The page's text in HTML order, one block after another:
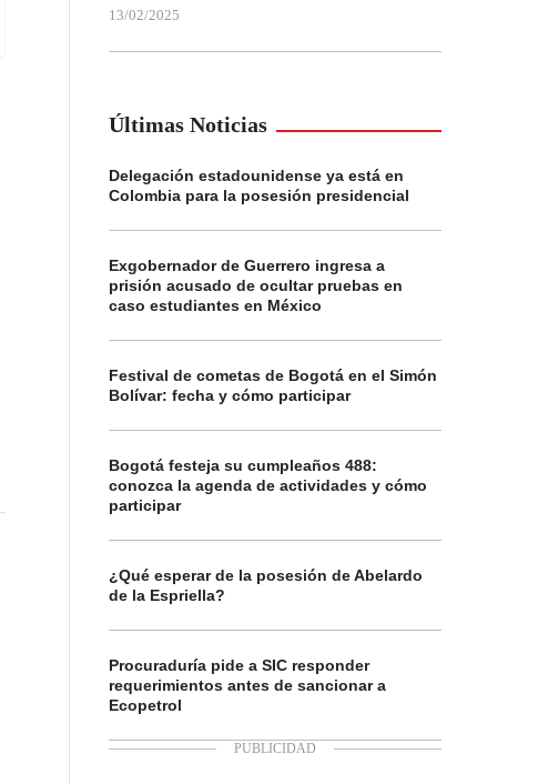
13/02/2025
Últimas Noticias
Delegación estadounidense ya está en
Colombia para la posesión presidencial
Exgobernador de Guerrero ingresa a
prisión acusado de ocultar pruebas en
caso estudiantes en México
Festival de cometas de Bogotá en el Simón
Bolívar: fecha y cómo participar
Bogotá festeja su cumpleaños 488:
conozca la agenda de actividades y cómo
participar
¿Qué esperar de la posesión de Abelardo
de la Espriella?
Procuraduría pide a SIC responder
requerimientos antes de sancionar a
Ecopetrol